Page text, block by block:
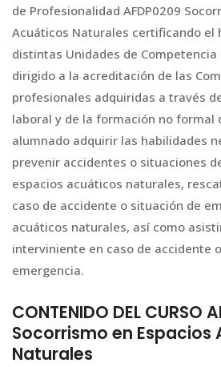
de Profesionalidad AFDP0209
Acuáticos Naturales certificando el
distintas Unidades de Competencia
dirigido a la acreditación de las
profesionales adquiridas a través
laboral y de la formación no formal
alumnado adquirir las habilidades
prevenir accidentes o situaciones
espacios acuáticos naturales,
caso de accidente o situación de
acuáticos naturales, así como
interviniente en caso de accidente
emergencia.
CONTENIDO DEL CURSO
Socorrismo en Espacios
Naturales